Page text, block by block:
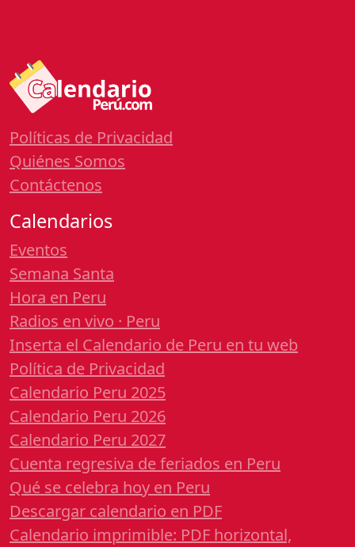
Políticas de Privacidad
Quiénes Somos
Contáctenos
Calendarios
Eventos
Semana Santa
Hora en Peru
Radios en vivo · Peru
Inserta el Calendario de Peru en tu web
Política de Privacidad
Calendario Peru 2025
Calendario Peru 2026
Calendario Peru 2027
Cuenta regresiva de feriados en Peru
Qué se celebra hoy en Peru
Descargar calendario en PDF
Calendario imprimible: PDF horizontal,